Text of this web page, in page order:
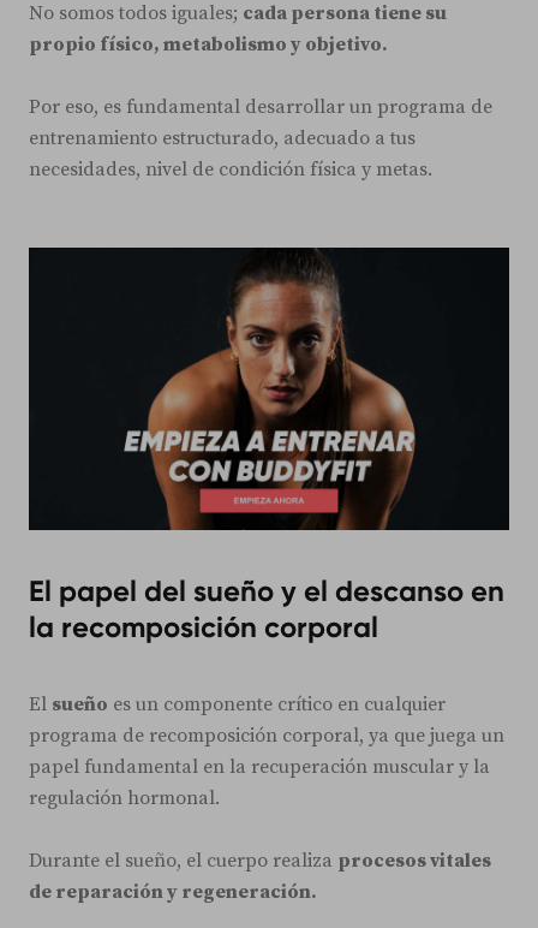
No somos todos iguales; cada persona tiene su
propio físico, metabolismo y objetivo.
Por eso, es fundamental desarrollar un programa de
entrenamiento estructurado, adecuado a tus
necesidades, nivel de condición física y metas.
El papel del sueño y el descanso en
la recomposición corporal
El sueño es un componente crítico en cualquier
programa de recomposición corporal, ya que juega un
papel fundamental en la recuperación muscular y la
regulación hormonal.
Durante el sueño, el cuerpo realiza procesos vitales
de reparación y regeneración.